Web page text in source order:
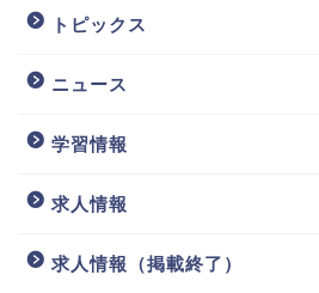
トピックス
ニュース
学習情報
求人情報
求人情報（掲載終了）